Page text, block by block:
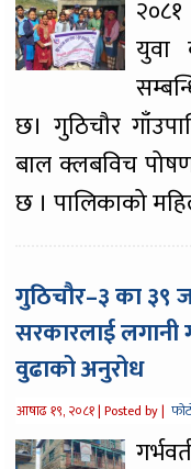
युवा
छ। गुठिचौर
बाल क्लबविच
छ । पालिकाको
गुठिचौर–३ का ३९
सरकारलाई लगानी
वुढाको अनुरोध
आषाढ १९, २०८१ |Posted by |